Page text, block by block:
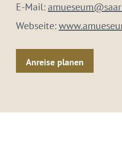
E-Mail:
Webseite:
Anreise planen